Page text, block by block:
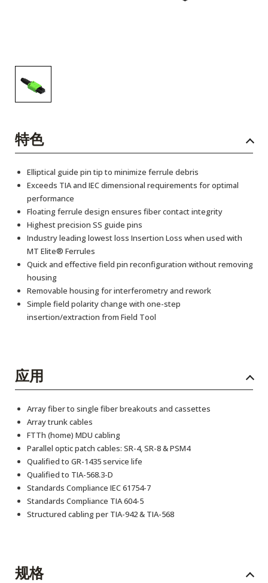
特色
Elliptical guide pin tip to minimize ferrule debris
Exceeds TIA and IEC dimensional requirements for optimal
performance
Floating ferrule design ensures fiber contact integrity
Highest precision SS guide pins
Industry leading lowest loss Insertion Loss when used with
MT Elite® Ferrules
Quick and effective field pin reconfiguration without removing
housing
Removable housing for interferometry and rework
Simple field polarity change with one-step
insertion/extraction from Field Tool
应用
Array fiber to single fiber breakouts and cassettes
Array trunk cables
FTTh (home) MDU cabling
Parallel optic patch cables: SR-4, SR-8 & PSM4
Qualified to GR-1435 service life
Qualified to TIA-568.3-D
Standards Compliance IEC 61754-7
Standards Compliance TIA 604-5
Structured cabling per TIA-942 & TIA-568
规格